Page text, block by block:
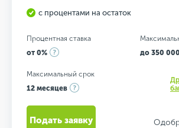
с процентами на остаток
Процентная ставка
от 0%
до 350
Максимальный срок
12 месяцев
Подать заявку